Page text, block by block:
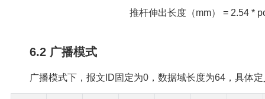
推杆伸出长度（mm） = 2.54 *
6.2 广播模式
广播模式下，报文ID固定为0，数据域长度为64，具体